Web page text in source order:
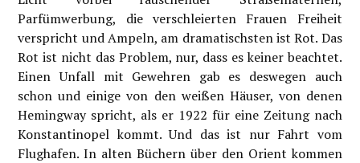
Parfümwerbung, die verschleierten Frauen Freiheit
verspricht und Ampeln, am dramatischsten ist Rot. Das
Rot ist nicht das Problem, nur, dass es keiner beachtet.
Einen Unfall mit Gewehren gab es deswegen auch
schon und einige von den weißen Häuser, von denen
Hemingway spricht, als er 1922 für eine Zeitung nach
Konstantinopel kommt. Und das ist nur Fahrt vom
Flughafen. In alten Büchern über den Orient kommen